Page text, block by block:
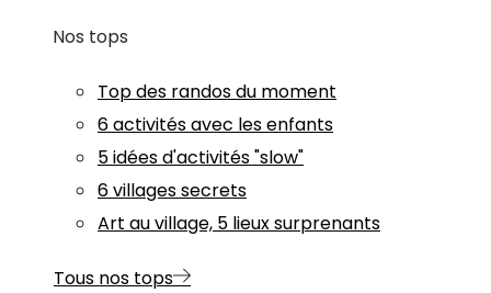
Nos tops
Top des randos du moment
6 activités avec les enfants
5 idées d'activités "slow"
6 villages secrets
Art au village, 5 lieux surprenants
Tous nos tops